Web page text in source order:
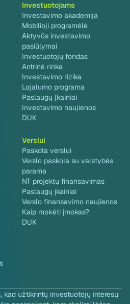
Investuotojams
Investavimo akademija
Mobilioji programėlė
Aktyvūs investavimo
pasiūlymai
Investuotojų fondas
Antrinė rinka
Investavimo rizika
Lojalumo programa
Paslaugų Įkainiai
Investavimo naujienos
DUK
Verslui
Paskola verslui
Verslo paskola su valstybės
parama
NT projektų finansavimas
Paslaugų įkainiai
Verslo finansavimo naujienos
Kaip mokėti įmokas?
DUK
kad užtikrintų investuotojų interesų